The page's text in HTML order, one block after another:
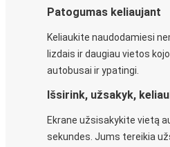
Patogumas keliaujant
Keliaukite naudodamiesi
lizdais ir daugiau vietos
autobusai ir ypatingi.
Išsirink, užsakyk,
Ekrane užsisakykite vietą
sekundes. Jums tereikia